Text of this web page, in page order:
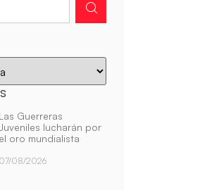
Las Guerreras
lucharán por
el oro mundialista
07/08/2026